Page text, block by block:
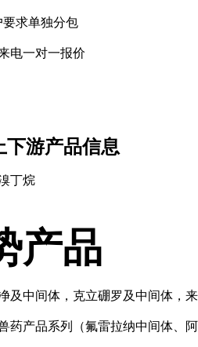
求单独分包
电一对一报价
下游产品信息
丁烷
产品
及中间体，克立硼罗及中间体，来
药产品系列（氟雷拉纳中间体、阿